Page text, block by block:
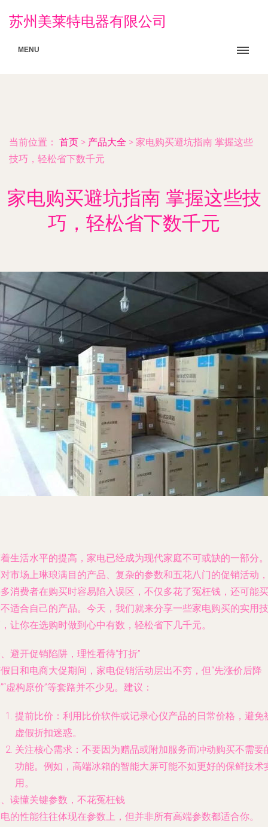
苏州美莱特电器有限公司
MENU
当前位置： 首页 > 产品大全 > 家电购买避坑指南 掌握这些
技巧，轻松省下数千元
家电购买避坑指南 掌握这些技
巧，轻松省下数千元
生活水平的提高，家电已经成为现代家庭不可或缺的一部分。
市场上琳琅满目的产品、复杂的参数和五花八门的促销活动，
消费者在购买时容易陷入误区，不仅多花了冤枉钱，还可能买
适合自己的产品。今天，我们就来分享一些家电购买的实用技
让你在选购时做到心中有数，轻松省下几千元。
避开促销陷阱，理性看待“打折”
日和电商大促期间，家电促销活动层出不穷，但“先涨价后降
虚构原价”等套路并不少见。建议：
提前比价：利用比价软件或记录心仪产品的日常价格，避免
虚假折扣迷惑。
关注核心需求：不要因为赠品或附加服务而冲动购买不需要
功能。例如，高端冰箱的智能大屏可能不如更好的保鲜技术
用。
读懂关键参数，不花冤枉钱
的性能往往体现在参数上，但并非所有高端参数都适合你。